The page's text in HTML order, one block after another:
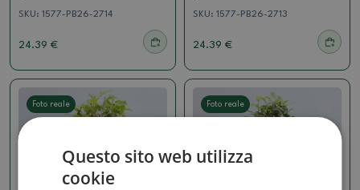
SKU: 1577-PB26-2714
24.39 €
SKU: 1577-PB26-2713
24.39 €
Foto reale Foto reale
Questo sito web utilizza
cookie